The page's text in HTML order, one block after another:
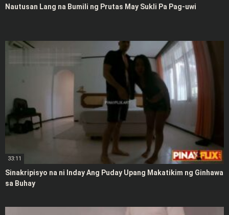
Nautusan Lang na Bumili ng Prutas May Sukli Pa Pag-uwi
33:11
Sinakripisyo na ni Inday Ang Puday Upang Makatikim ng Ginhawa
sa Buhay